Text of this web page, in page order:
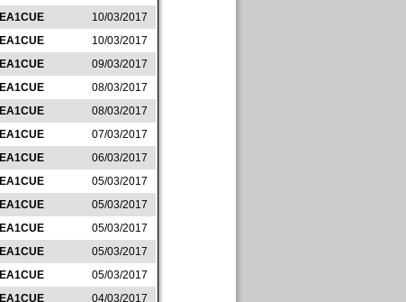
EA1CUE
10/03/2017
EA1CUE
10/03/2017
EA1CUE
09/03/2017
EA1CUE
08/03/2017
EA1CUE
08/03/2017
EA1CUE
07/03/2017
EA1CUE
06/03/2017
EA1CUE
05/03/2017
EA1CUE
05/03/2017
EA1CUE
05/03/2017
EA1CUE
05/03/2017
EA1CUE
05/03/2017
EA1CUE 04/03/2017